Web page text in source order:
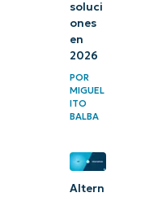
soluci
ones
en
2026
POR
MIGUEL
ITO
BALBA
Altern